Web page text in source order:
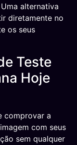
Uma alternativa
diretamente no
os seus
Teste
Hoje
comprovar a
com seus
sem qualquer